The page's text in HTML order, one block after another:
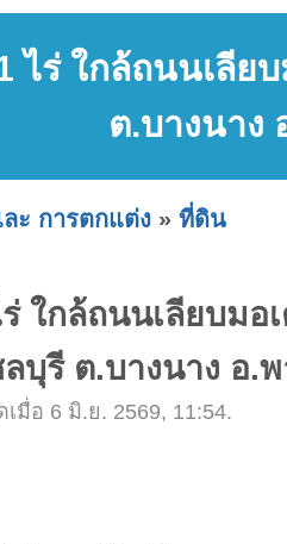
ไร่ ใกล้ถนนเลีย
ต.บางนาง
ะ การตกแต่ง » ที่ดิน
ใกล้ถนนเลียบมอ
บุรี ต.บางนาง อ.
มื่อ 6 มิ.ย. 2569, 11:54.